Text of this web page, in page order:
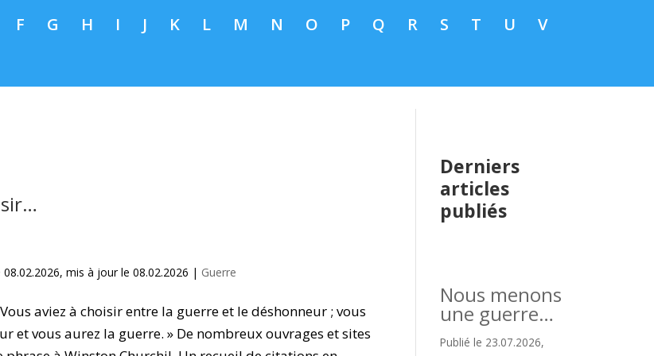
F G H I J K L M N O P Q R S T U
V
08.02.2026, mis à jour le 08.02.2026 | Guerre
aviez à choisir entre la guerre et le déshonneur ; vous
et vous aurez la guerre. » De nombreux ouvrages et sites
Derniers
articles
publiés
Nous menons
une guerre…
Publié le 23.07.2026,